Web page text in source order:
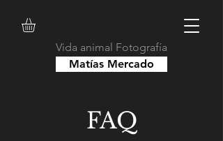
Vida animal Fotografía
Matías Mercado
FAQ